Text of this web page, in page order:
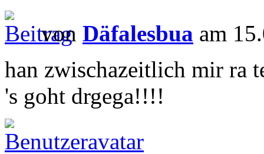
von Däfalesbua am
han zwischazeitlich mir ra
's goht drgega!!!!